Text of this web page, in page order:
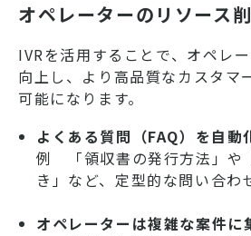
オペレーターのリソース
IVRを活用することで、オペレ
向上し、より高品質なカスタマ
可能になります。
よくある質問（FAQ）を自動
例 「領収書の発行方法」や
き」など、定型的な問い合わ
オペレーターは複雑な案件に